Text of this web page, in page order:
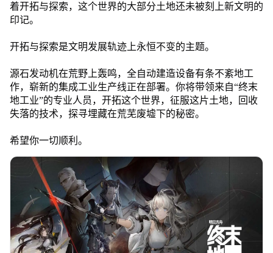
着开拓与探索，这个世界的大部分土地还未被刻上新文明的
印记。
开拓与探索是文明发展轨迹上永恒不变的主题。
源石发动机在荒野上轰鸣，全自动建造设备有条不紊地工
作，崭新的集成工业生产线正在部署。你将带领来自“终末
地工业”的专业人员，开拓这个世界，征服这片土地，回收
失落的技术，探寻埋藏在荒芜废墟下的秘密。
希望你一切顺利。